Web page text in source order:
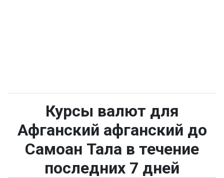
Курсы валют для
Афганский афганский до
Самоан Тала в течение
последних 7 дней